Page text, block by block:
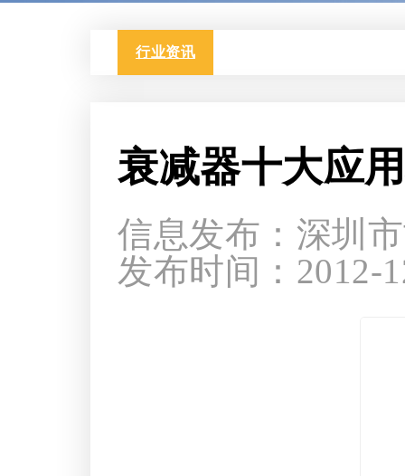
行业资讯
衰减器十大应
信息发布：深圳
发布时间：2012-